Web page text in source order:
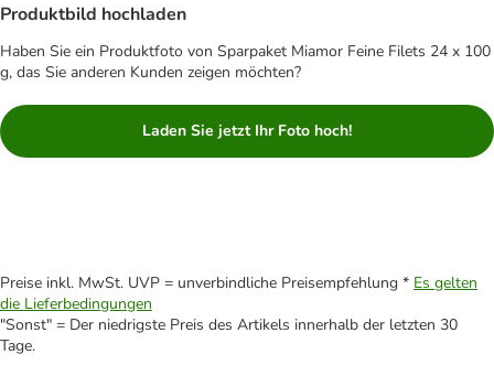
Produktbild hochladen
Haben Sie ein Produktfoto von Sparpaket Miamor Feine Filets 24 x 100
g, das Sie anderen Kunden zeigen möchten?
Laden Sie jetzt Ihr Foto hoch!
Preise inkl. MwSt. UVP = unverbindliche Preisempfehlung * Es gelten
die Lieferbedingungen
"Sonst" = Der niedrigste Preis des Artikels innerhalb der letzten 30
Tage.